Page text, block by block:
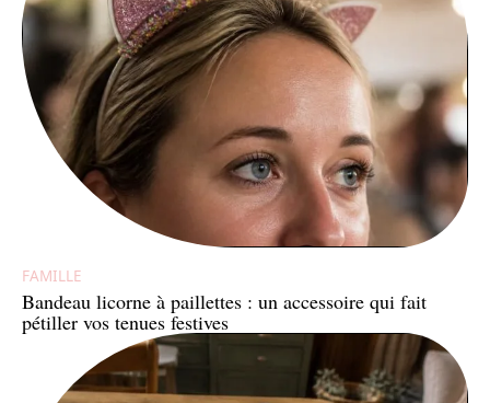
FAMILLE
Bandeau licorne à paillettes : un accessoire qui fait
pétiller vos tenues festives